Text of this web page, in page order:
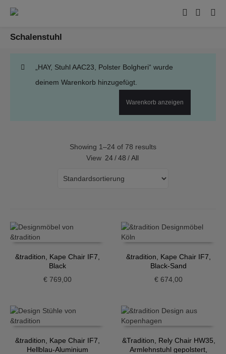
Schalenstuhl
„HAY, Stuhl AAC23, Polster Bolgheri“ wurde
deinem Warenkorb hinzugefügt.
Warenkorb anzeigen
Showing 1–24 of 78 results
View 24 / 48 / All
&tradition, Kape Chair IF7,
Black
€769,00
&tradition, Kape Chair IF7,
Black-Sand
€ 674,00
&tradition, Kape Chair IF7,
Hellblau-Aluminium
&Tradition, Rely Chair HW35,
Armlehnstuhl gepolstert,